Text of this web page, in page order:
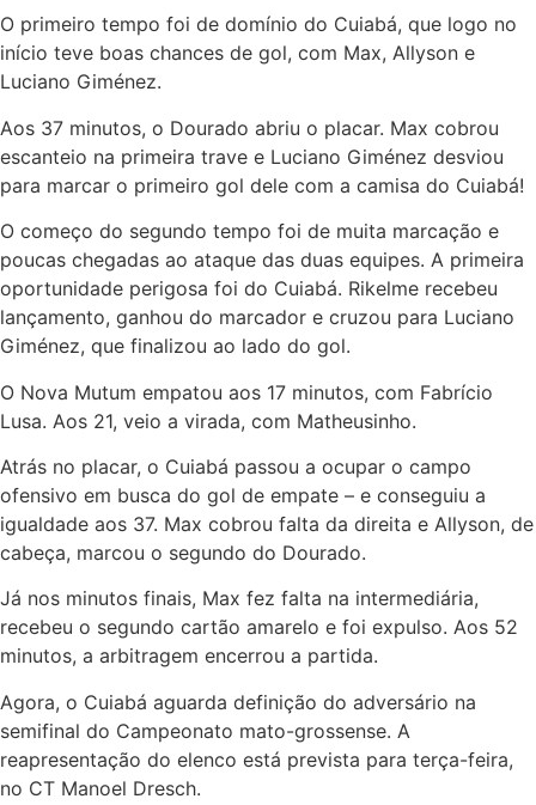
O primeiro tempo foi de domínio do Cuiabá, que logo no
início teve boas chances de gol, com Max, Allyson e
Luciano Giménez.
Aos 37 minutos, o Dourado abriu o placar. Max cobrou
escanteio na primeira trave e Luciano Giménez desviou
para marcar o primeiro gol dele com a camisa do Cuiabá!
O começo do segundo tempo foi de muita marcação e
poucas chegadas ao ataque das duas equipes. A primeira
oportunidade perigosa foi do Cuiabá. Rikelme recebeu
lançamento, ganhou do marcador e cruzou para Luciano
Giménez, que finalizou ao lado do gol.
O Nova Mutum empatou aos 17 minutos, com Fabrício
Lusa. Aos 21, veio a virada, com Matheusinho.
Atrás no placar, o Cuiabá passou a ocupar o campo
ofensivo em busca do gol de empate – e conseguiu a
igualdade aos 37. Max cobrou falta da direita e Allyson, de
cabeça, marcou o segundo do Dourado.
Já nos minutos finais, Max fez falta na intermediária,
recebeu o segundo cartão amarelo e foi expulso. Aos 52
minutos, a arbitragem encerrou a partida.
Agora, o Cuiabá aguarda definição do adversário na
semifinal do Campeonato mato-grossense. A
reapresentação do elenco está prevista para terça-feira,
no CT Manoel Dresch.